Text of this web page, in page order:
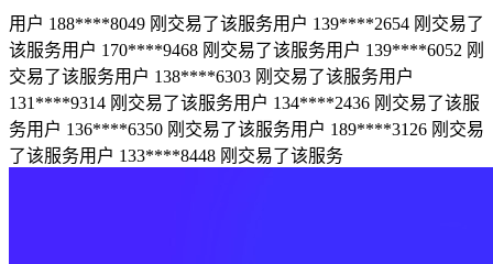
用户 188****8049 刚交易了该服务用户 139****2654 刚交易了
该服务用户 170****9468 刚交易了该服务用户 139****6052 刚
交易了该服务用户 138****6303 刚交易了该服务用户
131****9314 刚交易了该服务用户 134****2436 刚交易了该服
务用户 136****6350 刚交易了该服务用户 189****3126 刚交易
了该服务用户 133****8448 刚交易了该服务